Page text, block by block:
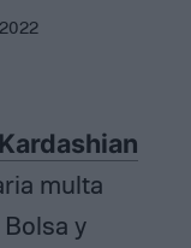
multa
y